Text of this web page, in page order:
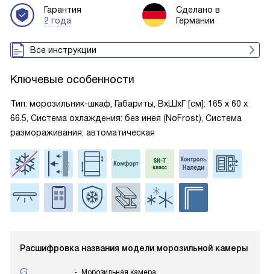
Гарантия
2 года
Сделано в
Германии
Все инструкции
Ключевые особенности
Тип: морозильник-шкаф, Габариты, ВxШxГ [см]: 165 х 60 х
66.5, Система охлаждения: без инея (NoFrost), Система
размораживания: автоматическая
Расшифровка названия модели морозильной камеры
Морозильная камера